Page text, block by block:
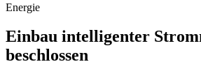
Energie
Einbau intelligenter
beschlossen